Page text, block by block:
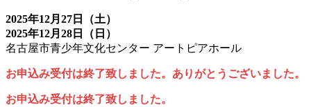
2025年12月27日（土）
2025年12月28日（日）
名古屋市青少年文化センター アートピアホール
お申込み受付は終了致しました。ありがとうございました。
お申込み受付は終了致しました。